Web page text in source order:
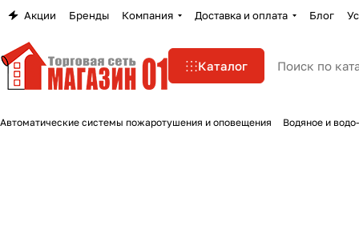
Акции Бренды Компания Доставка и оплата Блог
Каталог
Автоматические системы пожаротушения и оповещения Водяное и